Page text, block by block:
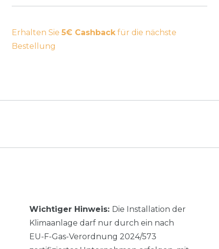
Erhalten Sie 5€ Cashback für die nächste
Bestellung
Wichtiger Hinweis: Die Installation der
Klimaanlage darf nur durch ein nach
EU-F-Gas-Verordnung 2024/573